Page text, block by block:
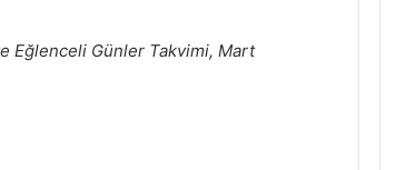
Eğlenceli Günler Takvimi, Mart